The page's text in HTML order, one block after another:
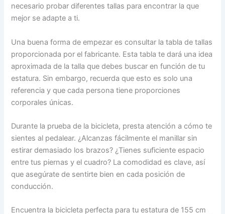
necesario probar diferentes tallas para encontrar la que
mejor se adapte a ti.
Una buena forma de empezar es consultar la tabla de tallas
proporcionada por el fabricante. Esta tabla te dará una idea
aproximada de la talla que debes buscar en función de tu
estatura. Sin embargo, recuerda que esto es solo una
referencia y que cada persona tiene proporciones
corporales únicas.
Durante la prueba de la bicicleta, presta atención a cómo te
sientes al pedalear. ¿Alcanzas fácilmente el manillar sin
estirar demasiado los brazos? ¿Tienes suficiente espacio
entre tus piernas y el cuadro? La comodidad es clave, así
que asegúrate de sentirte bien en cada posición de
conducción.
Encuentra la bicicleta perfecta para tu estatura de 155 cm